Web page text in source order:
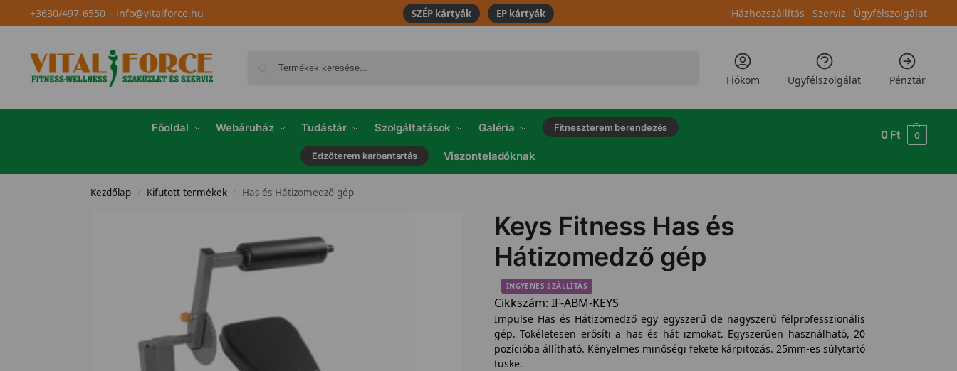
+3630/497-6550– info@vitalforce.hu SZÉP kártyák EP kártyák Házhozszállítás Szerviz Ügyfélszolgálat
Fiókom Ügyfélszolgálat Pénztár
Főoldal Webáruház Tudástár Szolgáltatások Galéria Fitneszterem berendezés
Edzőterem karbantartás Viszonteladóknak
0 Ft 0
Kezdőlap / Kifutott termékek / Has és Hátizomedző gép
Keys Fitness Has és
Hátizomedző gép
INGYENES SZÁLLÍTÁS
Cikkszám: IF-ABM-KEYS
Impulse Has és Hátizomedző egy egyszerű de nagyszerű félprofesszionális
gép. Tökéletesen erősíti a has és hát izmokat. Egyszerűen használható, 20
pozícióba állítható. Kényelmes minőségi fekete kárpitozás. 25mm-es súlytartó
tüske.